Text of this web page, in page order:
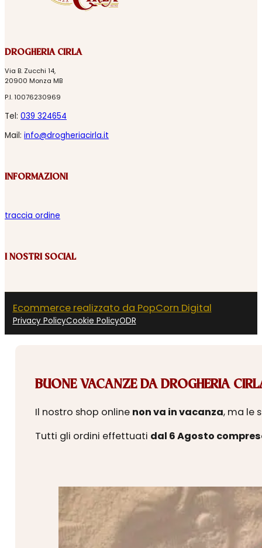
DROGHERIA CIRLA
Via B. Zucchi 14,
20900 Monza MB
P.I. 10076230969
Tel: 039 324654
Mail: info@drogheriacirla.it
INFORMAZIONI
traccia ordine
I NOSTRI SOCIAL
Ecommerce realizzato da PopCorn Digital
Privacy PolicyCookie PolicyODR
BUONE VACANZE DA DROGHERIA
Il nostro shop online non va in vacanza, ma le
Tutti gli ordini effettuati dal 6 Agosto